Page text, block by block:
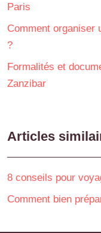
Paris
Comment organiser
?
Formalités et
Zanzibar
Articles
8 conseils pour
Comment bien